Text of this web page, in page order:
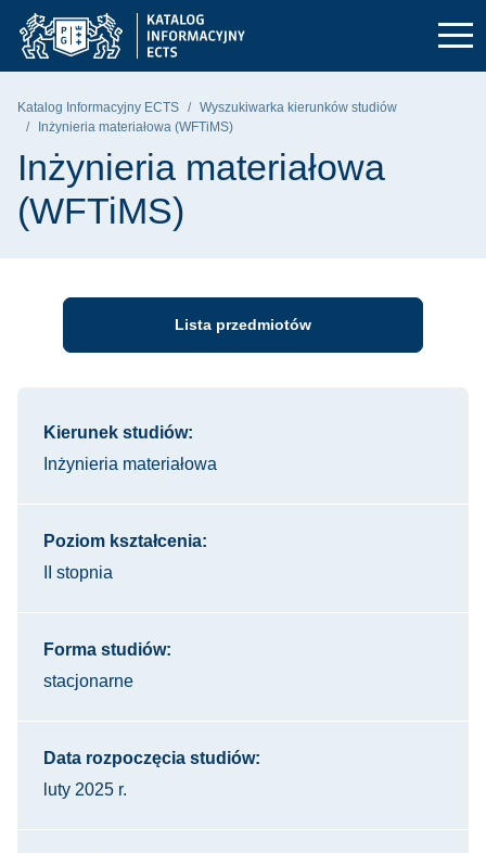
Przejdź do głównego menu
Przejdź do nawigacji
Przejdź do treści
Politechnika Gdańska - strona główna
Katalog Informacyjny ECTS
Wyszukiwarka kierunków studiów
Inżynieria materiałowa (WFTiMS)
Inżynieria materiałowa
(WFTiMS)
Lista przedmiotów
Kierunek studiów:
Inżynieria materiałowa
Poziom kształcenia:
II stopnia
Forma studiów:
stacjonarne
Data rozpoczęcia studiów:
luty 2025 r.